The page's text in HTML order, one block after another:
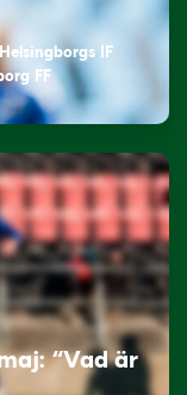
IF
FF
“Vad är